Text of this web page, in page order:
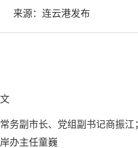
来源： 连云港发布
务副市长、党组副书记商振
办主任童巍